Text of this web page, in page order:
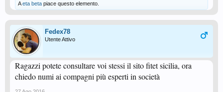
Aeta beta piace questo elemento.
Fedex78
Utente Attivo
Ragazzi potete consultare voi stessi il sito fitet sicilia, ora
chiedo numi ai compagni più esperti in società